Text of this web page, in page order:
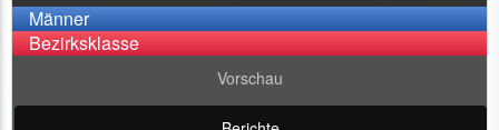
Männer
Bezirksklasse
Vorschau